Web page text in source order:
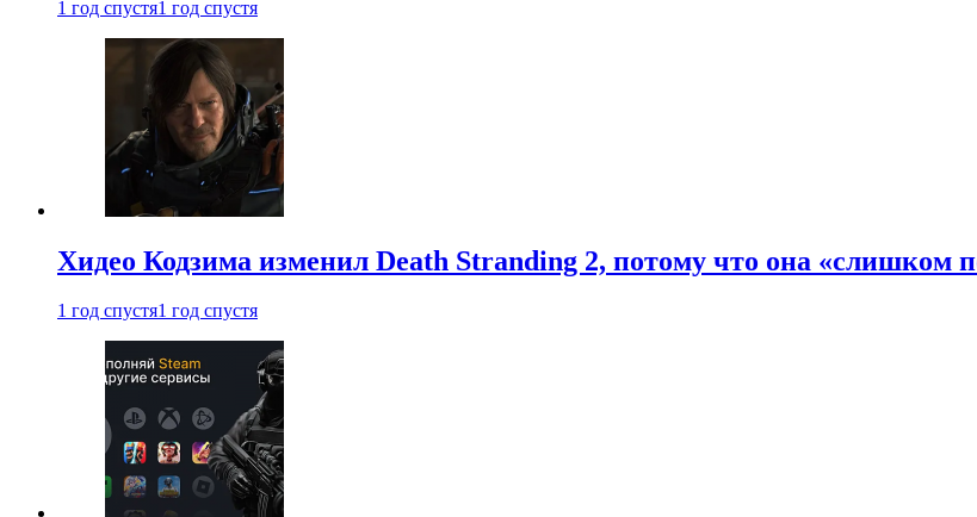
1 год спустя1 год спустя
Хидео Кодзима изменил Death Stranding 2, потому что она «слишком
1 год спустя1 год спустя